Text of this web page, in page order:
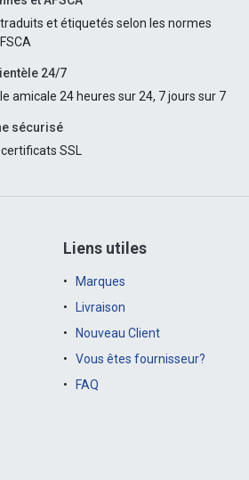
et étiquetés selon les normes
24/7
amicale 24 heures sur 24, 7 jours sur 7
sécurisé
SSL
Liens utiles
Marques
Livraison
Nouveau Client
Vous êtes fournisseur?
FAQ